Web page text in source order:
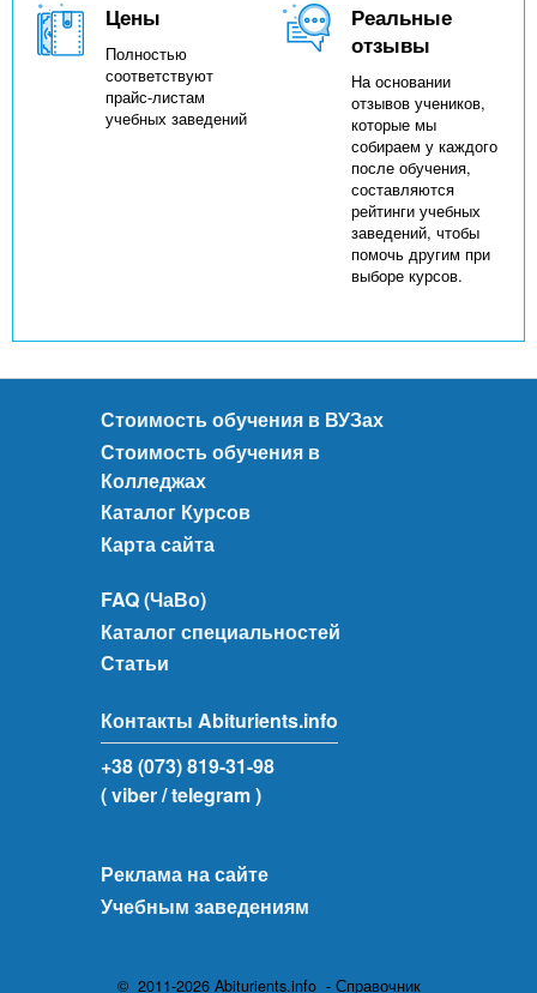
Цены
Полностью
соответствуют
прайс-листам
учебных заведений
Реальные
отзывы
На основании
отзывов учеников,
которые мы
собираем у каждого
после обучения,
составляются
рейтинги учебных
заведений, чтобы
помочь другим при
выборе курсов.
Стоимость обучения в ВУЗах
Стоимость обучения в
Колледжах
Каталог Курсов
Карта сайта
FAQ (ЧаВо)
Каталог специальностей
Статьи
Контакты Abiturients.info
+38 (073) 819-31-98
( viber/ telegram )
Реклама на сайте
Учебным заведениям
© 2011-2026 Abiturients.info - Справочник